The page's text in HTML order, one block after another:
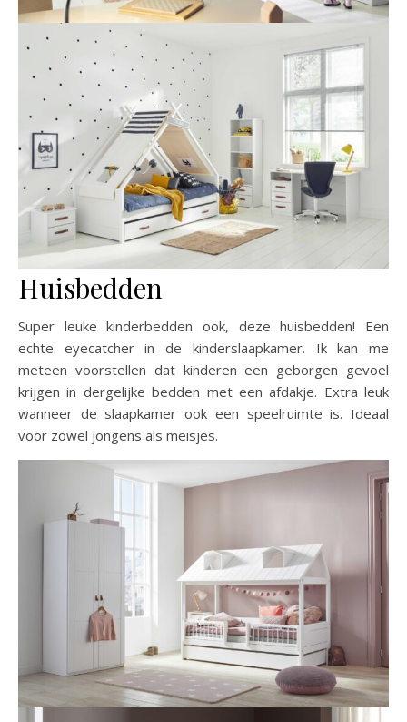
Huisbedden
Super leuke kinderbedden ook, deze huisbedden! Een
echte eyecatcher in de kinderslaapkamer. Ik kan me
meteen voorstellen dat kinderen een geborgen gevoel
krijgen in dergelijke bedden met een afdakje. Extra leuk
wanneer de slaapkamer ook een speelruimte is. Ideaal
voor zowel jongens als meisjes.